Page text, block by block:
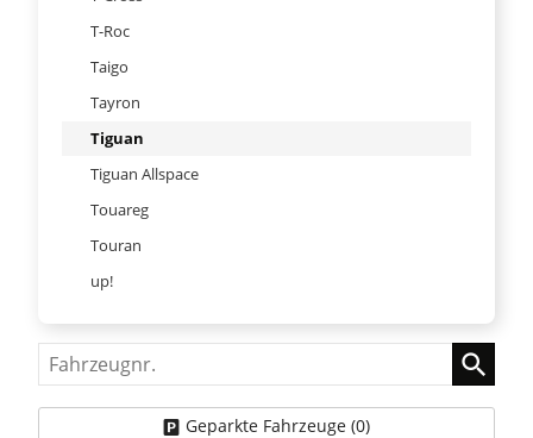
T-Roc
Taigo
Tayron
Tiguan
Tiguan Allspace
Touareg
Touran
up!
Fahrzeugnr.
Geparkte Fahrzeuge (0)